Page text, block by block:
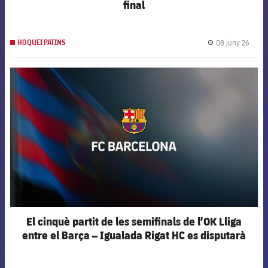
final
HOQUEI PATINS 08 juny 26
El cinquè partit de les semifinals de l’OK Lliga
entre el Barça – Igualada Rigat HC es disputarà